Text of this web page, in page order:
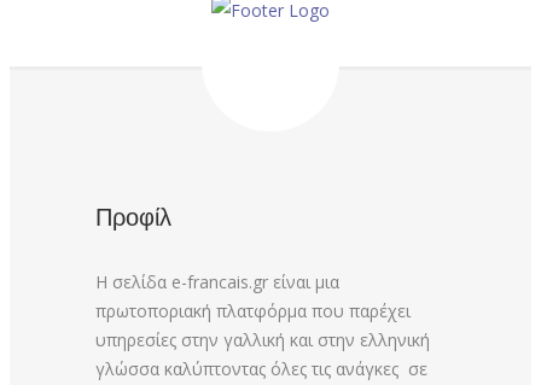
Προφίλ
Η σελίδα e-francais.gr είναι μια
πρωτοποριακή πλατφόρμα που παρέχει
υπηρεσίες στην γαλλική και στην ελληνική
γλώσσα καλύπτοντας όλες τις ανάγκες σε